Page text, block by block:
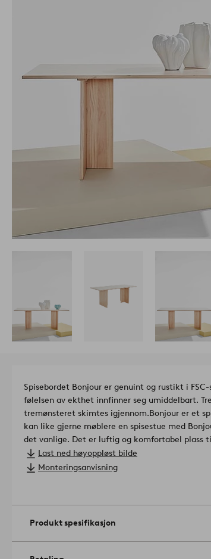
Spisebordet Bonjour er genuint og rustikt i
følelsen av ekthet innfinner seg umiddelbart.
tremønsteret skimtes igjennom.Bonjour er et
kan like gjerne møblere en spisestue med
det vanlige. Det er luftig og komfortabel plass
på hver kortside.
Bordet leveres umontert. Skruer og
Last ned høyoppløst bilde
Monteringsanvisning
Produkt spesifikasjon